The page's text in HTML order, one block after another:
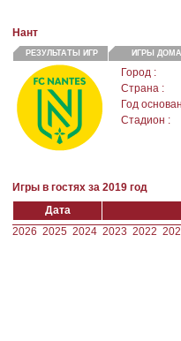
Нант
РЕЗУЛЬТАТЫ ИГР ИГРЫ ДОМА
Город :
Страна :
Год
Стадион :
Игры в гостях за 2019 год
Дата
2026 2025 2024 2023 2022